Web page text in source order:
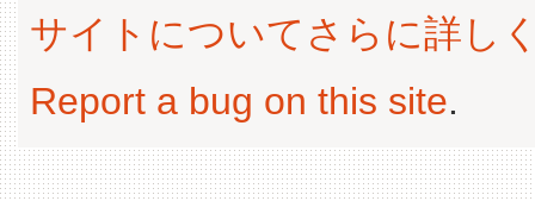
サイトについてさらに詳し
Report a bug on this site.